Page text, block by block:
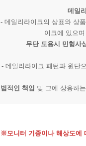
데일
- 데일리라이크의 상표와 상
이크에 있으
무단 도용시 민형사
- 데일리라이크 패턴과 원단
법적인 책임 및 그에 상응하
※모니터 기종이나 해상도에